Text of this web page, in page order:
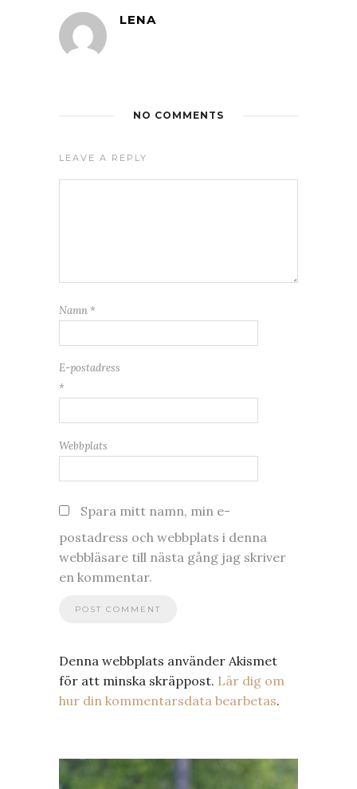
LENA
NO COMMENTS
LEAVE A REPLY
Namn *
E-postadress
*
Webbplats
Spara mitt namn, min e-
postadress och webbplats i denna
webbläsare till nästa gång jag skriver
en kommentar.
Denna webbplats använder Akismet
för att minska skräppost. Lär dig om
hur din kommentarsdata bearbetas.